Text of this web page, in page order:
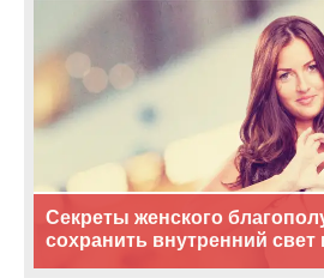
Секреты женского
сохранить внутренний